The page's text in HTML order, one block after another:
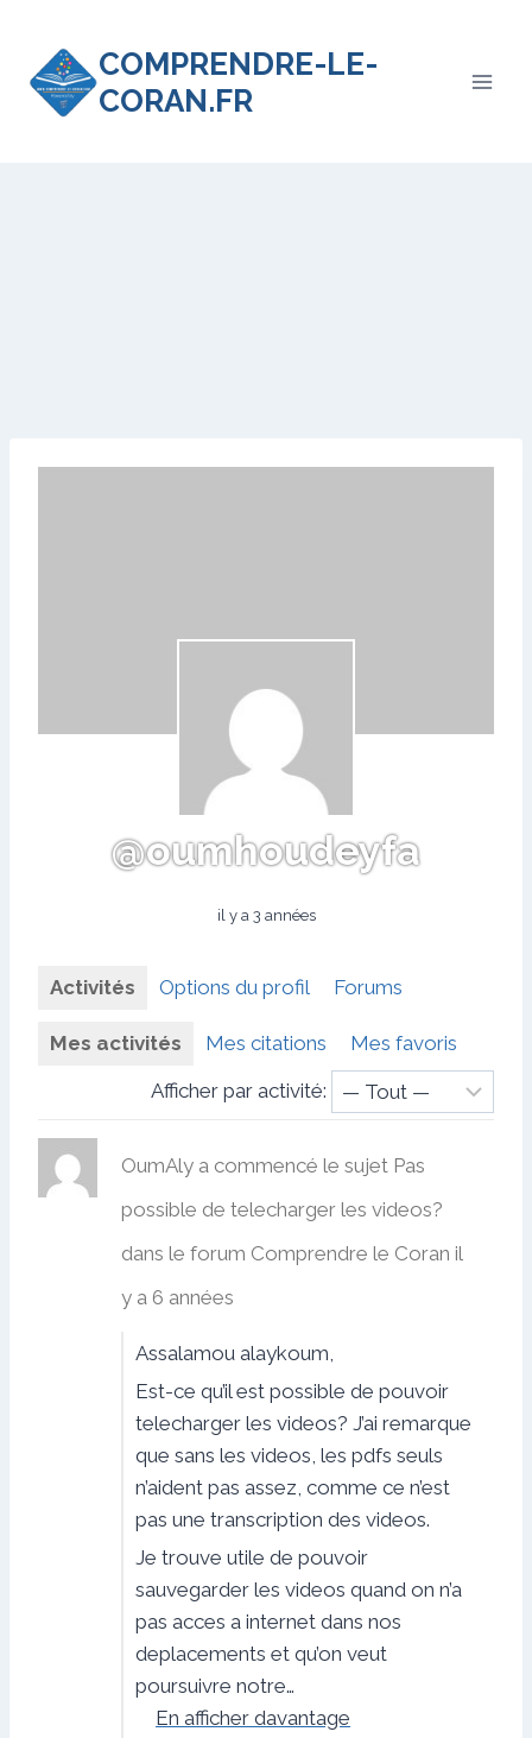
COMPRENDRE-LE-
CORAN.FR
@oumhoudeyfa
il y a 3 années
Activités Options du profil Forums
Mes activités Mes citations Mes favoris
Afficher par activité:
OumAly a commencé le sujet Pas
possible de telecharger les videos?
dans le forum Comprendre le Coran il
y a 6 années
Assalamou alaykoum,
Est-ce qu’il est possible de pouvoir
telecharger les videos? J’ai remarque
que sans les videos, les pdfs seuls
n’aident pas assez, comme ce n’est
pas une transcription des videos.
Je trouve utile de pouvoir
sauvegarder les videos quand on n’a
pas acces a internet dans nos
deplacements et qu’on veut
poursuivre notre…
En afficher davantage